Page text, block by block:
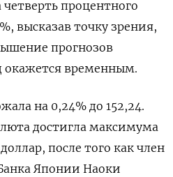
процентного
высказав точку зрения,
прогнозов
окажется временным.
на 0,24%​ до 152,24.
достигла максимума
доллар, после того как член
Японии Наоки